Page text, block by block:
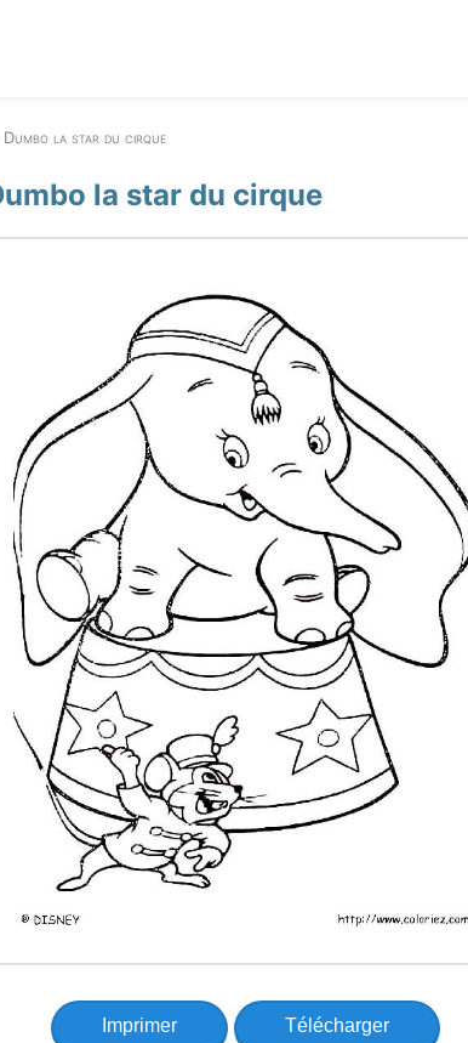
Dumbo la star du cirque
la star du cirque
Imprimer Télécharger